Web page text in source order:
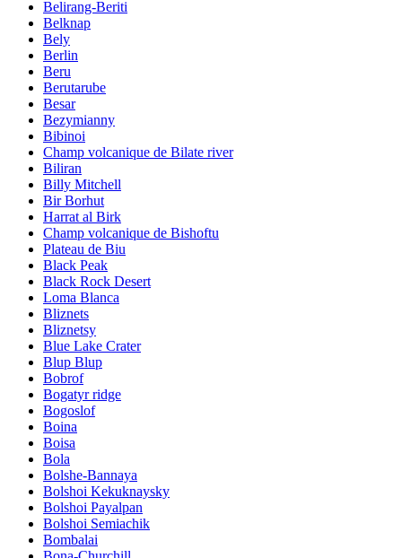
Belirang-Beriti
Belknap
Bely
Berlin
Beru
Berutarube
Besar
Bezymianny
Bibinoi
Champ volcanique de Bilate river
Biliran
Billy Mitchell
Bir Borhut
Harrat al Birk
Champ volcanique de Bishoftu
Plateau de Biu
Black Peak
Black Rock Desert
Loma Blanca
Bliznets
Bliznetsy
Blue Lake Crater
Blup Blup
Bobrof
Bogatyr ridge
Bogoslof
Boina
Boisa
Bola
Bolshe-Bannaya
Bolshoi Kekuknaysky
Bolshoi Payalpan
Bolshoi Semiachik
Bombalai